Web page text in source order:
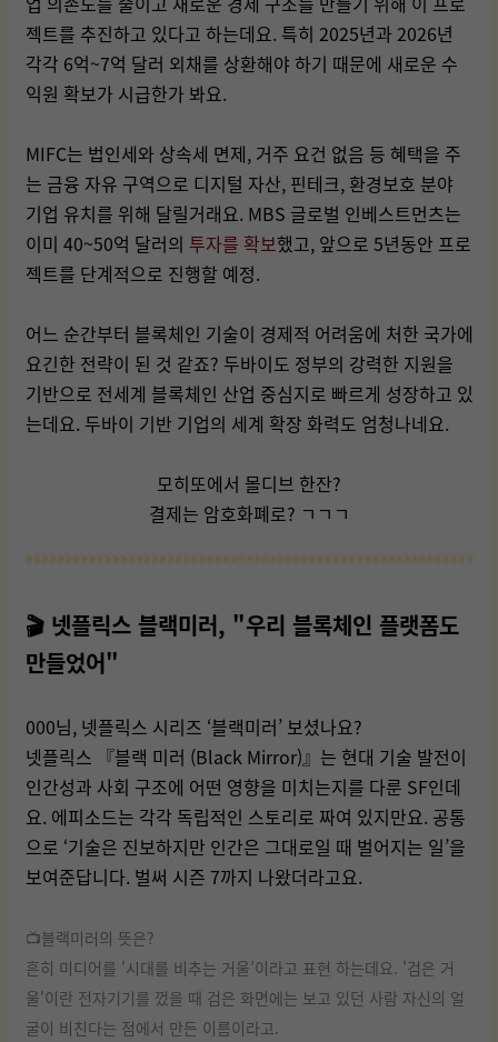
젝트를 추진하고 있다고 하는데요. 특히 2025년과 2026년
각각 6억~7억 달러 외채를 상환해야 하기 때문에 새로운 수
익원 확보가 시급한가 봐요.
MIFC는 법인세와 상속세 면제, 거주 요건 없음 등 혜택을 주
는 금융 자유 구역으로 디지털 자산, 핀테크, 환경보호 분야
기업 유치를 위해 달릴거래요. MBS 글로벌 인베스트먼츠는
이미 40~50억 달러의 투자를 확보했고, 앞으로 5년동안 프로
젝트를 단계적으로 진행할 예정.
어느 순간부터 블록체인 기술이 경제적 어려움에 처한 국가에
요긴한 전략이 된 것 같죠? 두바이도 정부의 강력한 지원을
기반으로 전세계 블록체인 산업 중심지로 빠르게 성장하고 있
는데요. 두바이 기반 기업의 세계 확장 화력도 엄청나네요.
모히또에서 몰디브 한잔?
결제는 암호화폐로? ㄱㄱㄱ
🎬 넷플릭스 블랙미러, "우리 블록체인 플랫폼도
만들었어"
000님, 넷플릭스 시리즈 ‘블랙미러’ 보셨나요?
넷플릭스 『블랙 미러 (Black Mirror)』는 현대 기술 발전이
인간성과 사회 구조에 어떤 영향을 미치는지를 다룬 SF인데
요. 에피소드는 각각 독립적인 스토리로 짜여 있지만요. 공통
으로 ‘기술은 진보하지만 인간은 그대로일 때 벌어지는 일’을
보여준답니다. 벌써 시즌 7까지 나왔더라고요.
📺블랙미러의 뜻은?
흔히 미디어를 '시대를 비추는 거울’이라고 표현 하는데요. '검은 거
울'이란 전자기기를 껐을 때 검은 화면에는 보고 있던 사람 자신의 얼
굴이 비친다는 점에서 만든 이름이라고.